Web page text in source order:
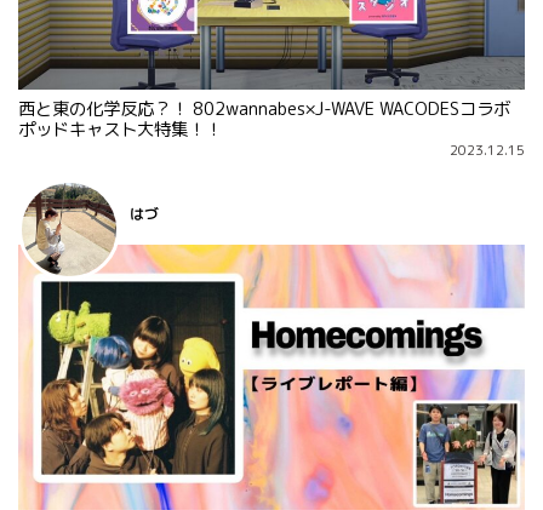
西と東の化学反応？！ 802wannabes×J-WAVE WACODESコラボ
ポッドキャスト大特集！！
2023.12.15
はづ